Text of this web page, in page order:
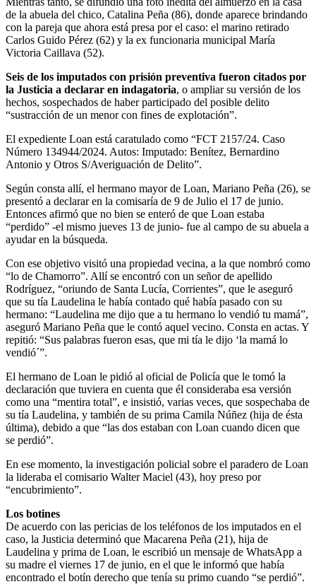
de la abuela del chico, Catalina Peña (86), donde aparece brindando
con la pareja que ahora está presa por el caso: el marino retirado
Carlos Guido Pérez (62) y la ex funcionaria municipal María
Victoria Caillava (52).
Seis de los imputados con prisión preventiva fueron citados por
la Justicia a declarar en indagatoria, o ampliar su versión de los
hechos, sospechados de haber participado del posible delito
“sustracción de un menor con fines de explotación”.
El expediente Loan está caratulado como “FCT 2157/24. Caso
Número 134944/2024. Autos: Imputado: Benítez, Bernardino
Antonio y Otros S/Averiguación de Delito”.
Según consta allí, el hermano mayor de Loan, Mariano Peña (26), se
presentó a declarar en la comisaría de 9 de Julio el 17 de junio.
Entonces afirmó que no bien se enteró de que Loan estaba
“perdido” -el mismo jueves 13 de junio- fue al campo de su abuela a
ayudar en la búsqueda.
Con ese objetivo visitó una propiedad vecina, a la que nombró como
“lo de Chamorro”. Allí se encontró con un señor de apellido
Rodríguez, “oriundo de Santa Lucía, Corrientes”, que le aseguró
que su tía Laudelina le había contado qué había pasado con su
hermano: “Laudelina me dijo que a tu hermano lo vendió tu mamá”,
aseguró Mariano Peña que le contó aquel vecino. Consta en actas. Y
repitió: “Sus palabras fueron esas, que mi tía le dijo ‘la mamá lo
vendió´”.
El hermano de Loan le pidió al oficial de Policía que le tomó la
declaración que tuviera en cuenta que él consideraba esa versión
como una “mentira total”, e insistió, varias veces, que sospechaba de
su tía Laudelina, y también de su prima Camila Núñez (hija de ésta
última), debido a que “las dos estaban con Loan cuando dicen que
se perdió”.
En ese momento, la investigación policial sobre el paradero de Loan
la lideraba el comisario Walter Maciel (43), hoy preso por
“encubrimiento”.
Los botines
De acuerdo con las pericias de los teléfonos de los imputados en el
caso, la Justicia determinó que Macarena Peña (21), hija de
Laudelina y prima de Loan, le escribió un mensaje de WhatsApp a
su madre el viernes 17 de junio, en el que le informó que había
encontrado el botín derecho que tenía su primo cuando “se perdió”.